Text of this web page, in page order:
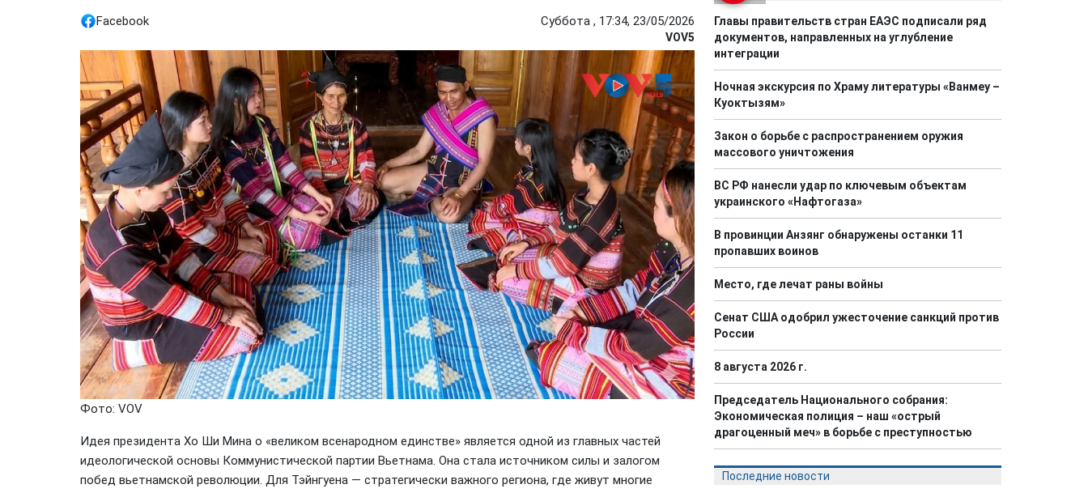
Facebook Суббота , 17:34, 23/05/2026
VOV5
Фото: VOV
Идея президента Хо Ши Мина о «великом всенародном единстве» является одной из главных частей
идеологической основы Коммунистической партии Вьетнама. Она стала источником силы и залогом
побед вьетнамской революции. Для Тэйнгуена — стратегически важного региона, где живут многие
Главы правительств стран ЕАЭС подписали ряд
документов, направленных на углубление
интеграции
Ночная экскурсия по Храму литературы «Ванмеу –
Куоктызям»
Закон о борьбе с распространением оружия
массового уничтожения
ВС РФ нанесли удар по ключевым объектам
украинского «Нафтогаза»
В провинции Анзянг обнаружены останки 11
пропавших воинов
Место, где лечат раны войны
Сенат США одобрил ужесточение санкций против
России
8 августа 2026 г.
Председатель Национального собрания:
Экономическая полиция – наш «острый
драгоценный меч» в борьбе с преступностью
Последние новости